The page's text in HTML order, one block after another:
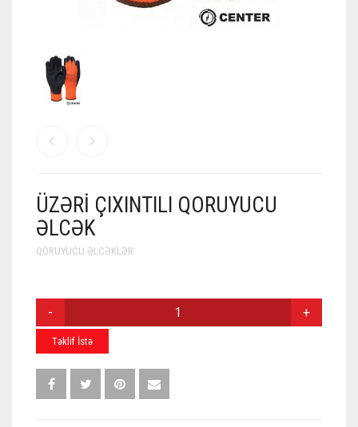
ÜZƏRI ÇIXINTILI QORUYUCU
ƏLCƏK
QORUYUCU ƏLCƏKLƏR
QORUYUCU
ƏLCƏK
Təklif İstə